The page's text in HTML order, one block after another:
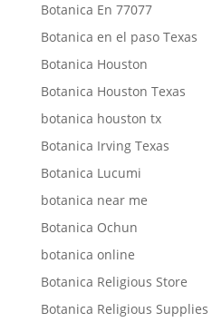
Botanica En 77077
Botanica en el paso Texas
Botanica Houston
Botanica Houston Texas
botanica houston tx
Botanica Irving Texas
Botanica Lucumi
botanica near me
Botanica Ochun
botanica online
Botanica Religious Store
Botanica Religious Supplies